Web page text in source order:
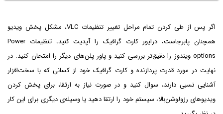
اگر پس از طی کردن تمام مراحل تغییر تنظیمات VLC، مشکل پخش ویدیو
همچنان پابرجاست، درایور کارت گرافیک را آپدیت کنید، تنظیمات Power
options ویندوز را دقیق‌تر بررسی کنید و پاور پلن‌های دیگر را امتحان کنید. در
نهایت در مورد قدرت پردازنده و کارت گرافیک خود از کسانی که با سخت‌افزار
آشنایی نسبی دارند، سوال کنید و در صورت نیاز به ارتقا، برای پخش کردن
ویدیوهای رزولوشن‌بالا، سیستم خود را ارتقا دهید یا وسیله‌ی دیگری برای این کار